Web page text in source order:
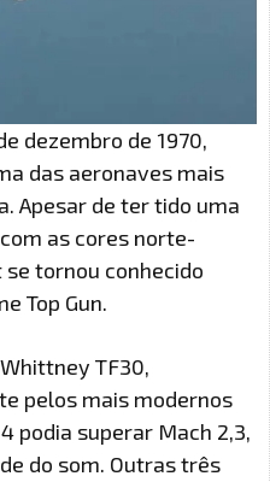
dezembro de 1970,
das aeronaves mais
Apesar de ter tido uma
as cores norte-
se tornou conhecido
Top Gun.
TF30,
pelos mais modernos
podia superar Mach 2,3,
do som. Outras três